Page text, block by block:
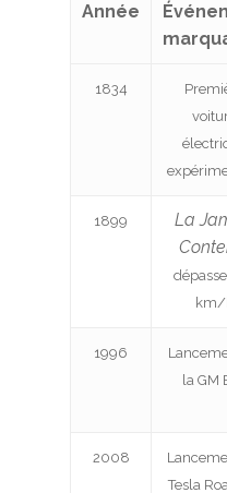
Année
1834
1899
La
km/
1996
la GM
2008
Tesla